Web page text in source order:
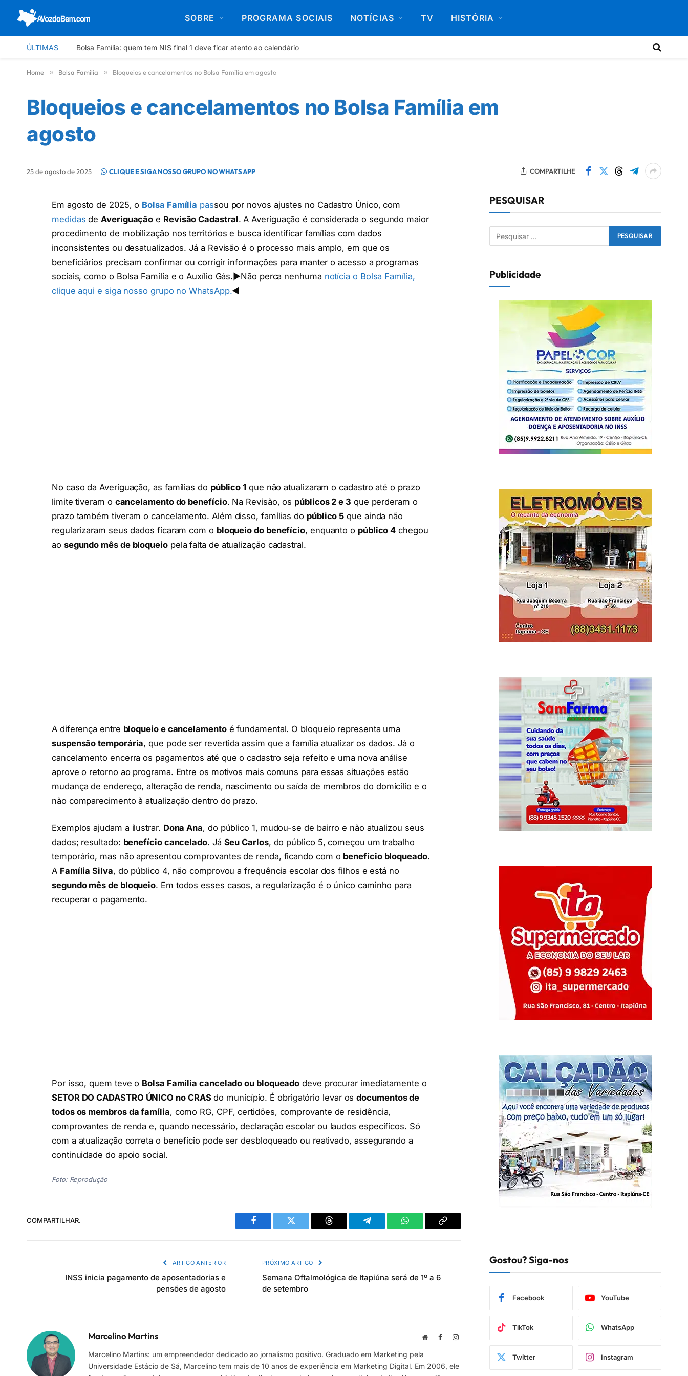
SOBRE PROGRAMA SOCIAIS NOTÍCIAS TV HISTÓRIA
ÚLTIMAS Bolsa Família: quem tem NIS final 1 deve ficar atento ao calendário
Home » Bolsa Família » Bloqueios e cancelamentos no Bolsa Família em agosto
Bloqueios e cancelamentos no Bolsa Família em
agosto
25 de agosto de 2025 CLIQUE E SIGA NOSSO GRUPO NO WHATSAPP COMPARTILHE
Em agosto de 2025, o Bolsa Família passou por novos ajustes no Cadastro Único, com
medidas deAveriguação e Revisão Cadastral. A Averiguação é considerada o segundo maior
procedimento de mobilização nos territórios e busca identificar famílias com dados
inconsistentes ou desatualizados. Já a Revisão é o processo mais amplo, em que os
beneficiários precisam confirmar ou corrigir informações para manter o acesso a programas
sociais, como o Bolsa Família e o Auxílio Gás.▶️Não perca nenhuma notícia o Bolsa Família,
clique aqui e siga nosso grupo no WhatsApp.◀️
No caso da Averiguação, as famílias do público 1 que não atualizaram o cadastro até o prazo
limite tiveram o cancelamento do benefício. Na Revisão, os públicos 2 e 3 que perderam o
prazo também tiveram o cancelamento. Além disso, famílias do público 5 que ainda não
regularizaram seus dados ficaram com o bloqueio do benefício, enquanto o público 4 chegou
ao segundo mês de bloqueiopela falta de atualização cadastral.
A diferença entre bloqueio e cancelamentoé fundamental. O bloqueio representa uma
suspensão temporária, que pode ser revertida assim que a família atualizar os dados. Já o
cancelamento encerra os pagamentos até que o cadastro seja refeito e uma nova análise
aprove o retorno ao programa. Entre os motivos mais comuns para essas situações estão
mudança de endereço, alteração de renda, nascimento ou saída de membros do domicílio e o
não comparecimento à atualização dentro do prazo.
Exemplos ajudam a ilustrar. Dona Ana, do público 1, mudou-se de bairro e não atualizou seus
dados; resultado: benefício cancelado. Já Seu Carlos, do público 5, começou um trabalho
temporário, mas não apresentou comprovantes de renda, ficando com o benefício bloqueado.
A Família Silva, do público 4, não comprovou a frequência escolar dos filhos e está no
segundo mês de bloqueio. Em todos esses casos, a regularização é o único caminho para
recuperar o pagamento.
Por isso, quem teve o Bolsa Família cancelado ou bloqueado deve procurar imediatamente o
SETOR DO CADASTRO ÚNICO no CRASdo município. É obrigatório levar osdocumentos de
todos os membros da família, como RG, CPF, certidões, comprovante de residência,
comprovantes de renda e, quando necessário, declaração escolar ou laudos específicos. Só
com a atualização correta o benefício pode ser desbloqueado ou reativado, assegurando a
continuidade do apoio social.
Foto: Reprodução
COMPARTILHAR.
Facebook Twitter Threads Telegram WhatsAppCopiar
ARTIGO ANTERIOR
INSS inicia pagamento de aposentadorias e
pensões de agosto
PRÓXIMO ARTIGO
Semana Oftalmológica de Itapiúna será de 1º a 6
de setembro
Marcelino Martins Site FacebookInstagram
Marcelino Martins: um empreendedor dedicado ao jornalismo positivo. Graduado em Marketing pela
Universidade Estácio de Sá, Marcelino tem mais de 10 anos de experiência em Marketing Digital. Em 2006, ele
PESQUISAR
Publicidade
Gostou? Siga-nos
Facebook YouTube
TikTok WhatsApp
Twitter Instagram